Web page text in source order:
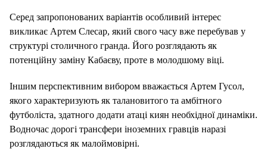
Серед запропонованих варіантів особливий інтерес
викликає Артем Слесар, який свого часу вже перебував у
структурі столичного гранда. Його розглядають як
потенційну заміну Кабаєву, проте в молодшому віці.
Іншим перспективним вибором вважається Артем Гусол,
якого характеризують як талановитого та амбітного
футболіста, здатного додати атаці киян необхідної динаміки.
Водночас дорогі трансфери іноземних гравців наразі
розглядаються як малоймовірні.